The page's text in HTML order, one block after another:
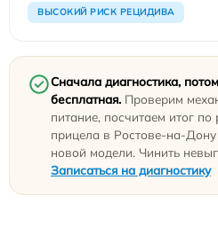
ВЫСОКИЙ РИСК РЕЦИДИВА
Сначала диагностика,
бесплатная. Проверим
питание, посчитаем итог по
прицела в Ростове-на-
новой модели. Чинить
Записаться на диагностику